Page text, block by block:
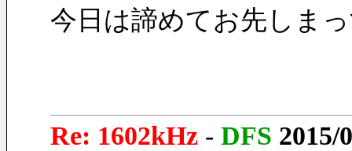
今日は諦めてお先しま
Re: 1602kHz - DFS 2015/